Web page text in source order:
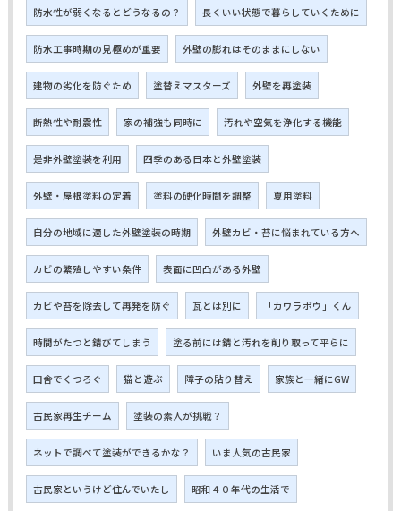
防水性が弱くなるとどうなるの？ 長くいい状態で暮らしていくために
防水工事時期の見極めが重要 外壁の膨れはそのままにしない
建物の劣化を防ぐため 塗替えマスターズ 外壁を再塗装
断熱性や耐震性 家の補強も同時に 汚れや空気を浄化する機能
是非外壁塗装を利用 四季のある日本と外壁塗装
外壁・屋根塗料の定着 塗料の硬化時間を調整 夏用塗料
自分の地域に適した外壁塗装の時期 外壁カビ・苔に悩まれている方へ
カビの繁殖しやすい条件 表面に凹凸がある外壁
カビや苔を除去して再発を防ぐ 瓦とは別に 「カワラボウ」くん
時間がたつと錆びてしまう 塗る前には錆と汚れを削り取って平らに
田舎でくつろぐ 猫と遊ぶ 障子の貼り替え 家族と一緒にGW
古民家再生チーム 塗装の素人が挑戦？
ネットで調べて塗装ができるかな？ いま人気の古民家
古民家というけど住んでいたし 昭和４０年代の生活で